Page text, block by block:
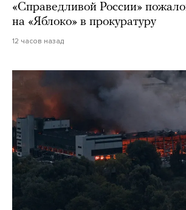
«Справедливой России»
на «Яблоко» в прокуратуру
12 часов назад